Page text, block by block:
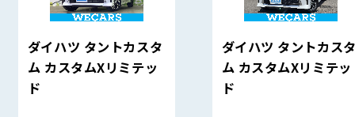
ダイハツ タントカスタ
ム カスタムXリミテッ
ド
ダイハツ タントカス
ム カスタムXリミテッ
ド